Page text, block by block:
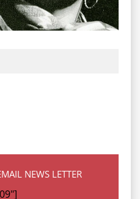
NEWS LETTER